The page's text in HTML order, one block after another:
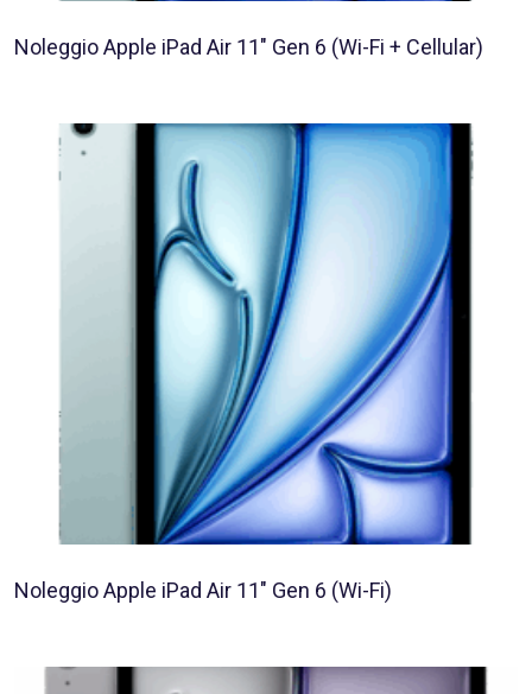
Noleggio Apple iPad Air 11″ Gen 6 (Wi-Fi + Cellular)
Noleggio Apple iPad Air 11″ Gen 6 (Wi-Fi)